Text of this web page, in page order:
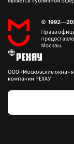
©
Права
Москвы.
ООО «Московские окна»
компании РЕХАУ